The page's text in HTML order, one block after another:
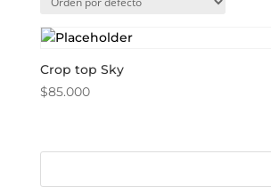
Crop top Sky
$85.000